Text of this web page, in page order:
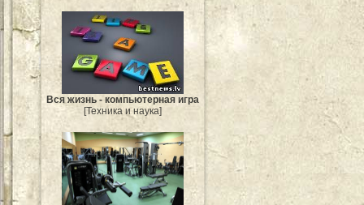
Вся жизнь - компьютерная игра
[Техника и наука]